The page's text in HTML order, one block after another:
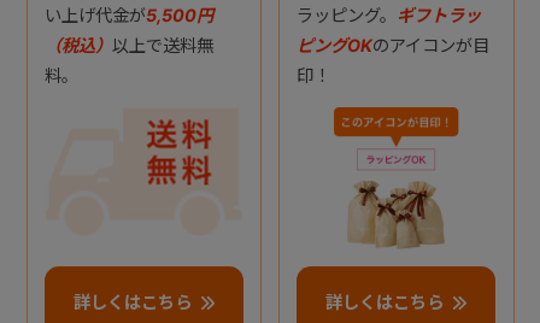
い上げ代金が5,500円
（税込） 以上で送料無
料。
詳しくはこちら
ラッピング。 ギフトラッ
ピングOKのアイコンが目
印！
詳しくはこちら